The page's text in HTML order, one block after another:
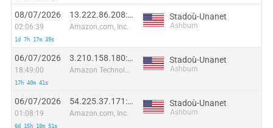
08/07/2026
02:06:39
1d 7h 17m 39s
13.222.86.208:55037
Amazon.com, Inc.
Stadoù-Unanet
Ashburn
06/07/2026
18:49:00
17h 40m 41s
3.210.158.180:15898
Amazon Technologies Inc.
Stadoù-Unanet
Ashburn
06/07/2026
01:08:19
6d 15h 18m 51s
54.225.37.171:47373
Amazon.com, Inc.
Stadoù-Unanet
Ashburn